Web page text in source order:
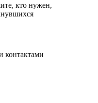
кто нужен,
контактами